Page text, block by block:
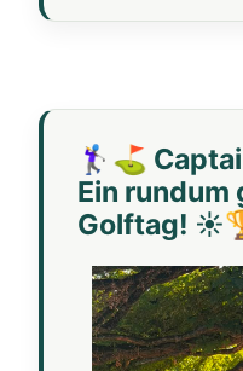
🏌️‍♀️⛳
Ein rundum
Golftag!